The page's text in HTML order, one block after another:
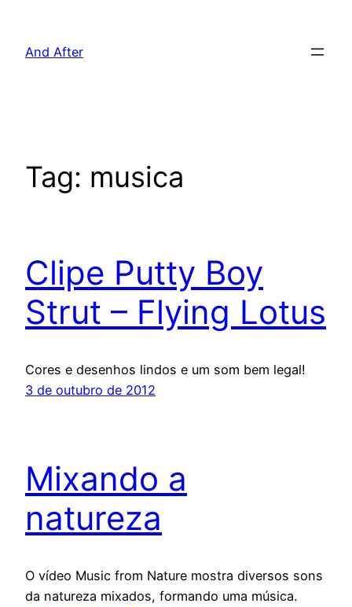
And After
Tag: musica
Clipe Putty Boy
Strut – Flying Lotus
Cores e desenhos lindos e um som bem legal!
3 de outubro de 2012
Mixando a
natureza
O vídeo Music from Nature mostra diversos sons
da natureza mixados, formando uma música.